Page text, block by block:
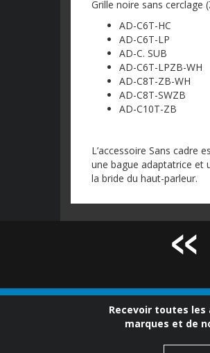
Grille noire sans cerclage
AD-C6T-HC
AD-C6T-LP
AD-C. SUB
AD-C6T-LPZB-WH
AD-C8T-ZB-WH
AD-C8T-SWZB
AD-C10T-ZB
L’accessoire Sans cadre
une bague adaptatrice et
la bride du haut-parleur.
Recevoir toutes
marques et de